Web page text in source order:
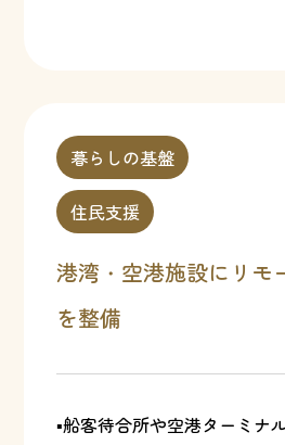
暮らしの基盤
住民支援
港湾・空港施設にリモ
を整備
▪船客待合所や空港ターミナ